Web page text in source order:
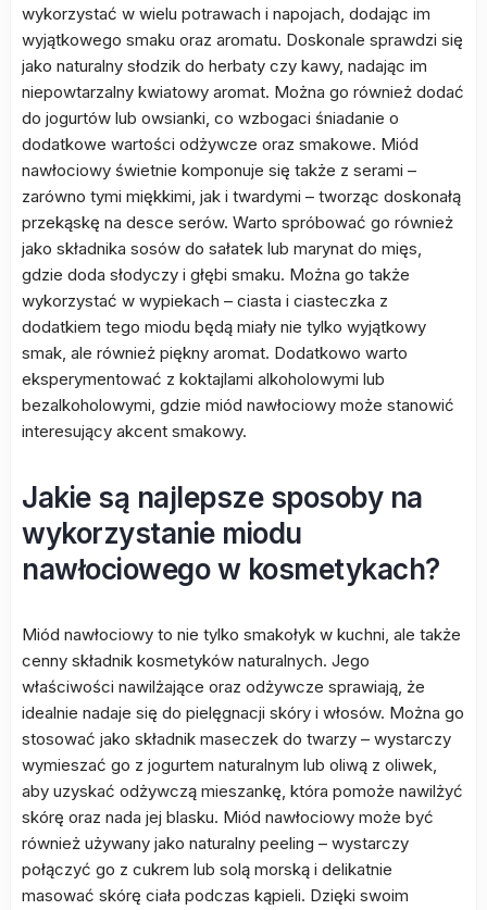
wykorzystać w wielu potrawach i napojach, dodając im
wyjątkowego smaku oraz aromatu. Doskonale sprawdzi się
jako naturalny słodzik do herbaty czy kawy, nadając im
niepowtarzalny kwiatowy aromat. Można go również dodać
do jogurtów lub owsianki, co wzbogaci śniadanie o
dodatkowe wartości odżywcze oraz smakowe. Miód
nawłociowy świetnie komponuje się także z serami –
zarówno tymi miękkimi, jak i twardymi – tworząc doskonałą
przekąskę na desce serów. Warto spróbować go również
jako składnika sosów do sałatek lub marynat do mięs,
gdzie doda słodyczy i głębi smaku. Można go także
wykorzystać w wypiekach – ciasta i ciasteczka z
dodatkiem tego miodu będą miały nie tylko wyjątkowy
smak, ale również piękny aromat. Dodatkowo warto
eksperymentować z koktajlami alkoholowymi lub
bezalkoholowymi, gdzie miód nawłociowy może stanowić
interesujący akcent smakowy.
Jakie są najlepsze sposoby na
wykorzystanie miodu
nawłociowego w kosmetykach?
Miód nawłociowy to nie tylko smakołyk w kuchni, ale także
cenny składnik kosmetyków naturalnych. Jego
właściwości nawilżające oraz odżywcze sprawiają, że
idealnie nadaje się do pielęgnacji skóry i włosów. Można go
stosować jako składnik maseczek do twarzy – wystarczy
wymieszać go z jogurtem naturalnym lub oliwą z oliwek,
aby uzyskać odżywczą mieszankę, która pomoże nawilżyć
skórę oraz nada jej blasku. Miód nawłociowy może być
również używany jako naturalny peeling – wystarczy
połączyć go z cukrem lub solą morską i delikatnie
masować skórę ciała podczas kąpieli. Dzięki swoim